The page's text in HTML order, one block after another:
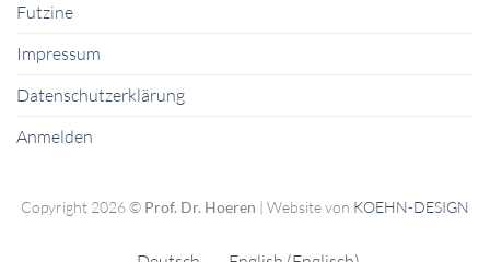
Futzine
Impressum
Datenschutzerklärung
Anmelden
Copyright 2026 © Prof. Dr. Hoeren | Website von KOEHN-DESIGN